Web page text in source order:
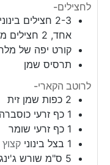
לחצילים-
2-3 חצילים
אחד, 2 חצילים מאורכים וחציל עגול אחד
קורט יפה של
תרסיס שמן
לרוטב הקארי-
2 כפות שמן זית
1 כף זרעי כוסברה
1 כף זרעי שומר
1 בצל בינוני
5 ס"מ שורש